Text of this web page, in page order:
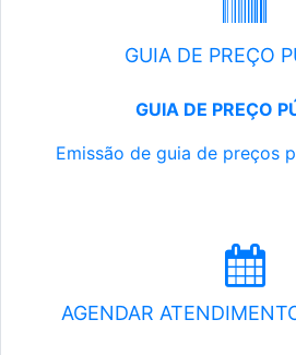
GUIA DE PREÇO
GUIA DE PREÇO
Emissão de guia de preços
AGENDAR